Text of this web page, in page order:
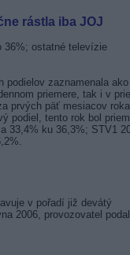
rástla iba JOJ
36%; ostatné televízie
podielov zaznamenala ako
priemere, tak i v
prvých päť mesiacov
podiel, tento rok bol
33,4% ku 36,3%; STV1
v pořadí již devátý
2006, provozovatel podal